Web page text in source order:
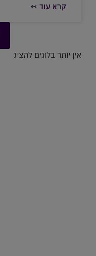
קרא עוד ↢
אין יותר בלוגים להציג